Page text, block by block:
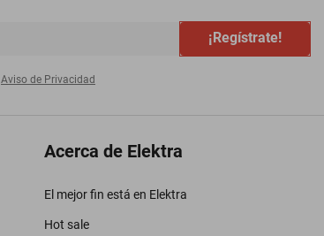
¡Regístrate!
Aviso de Privacidad
Acerca de Elektra
El mejor fin está en Elektra
Hot sale